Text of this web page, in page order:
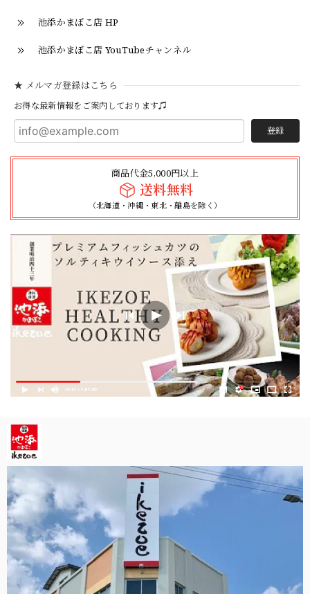
池添かまぼこ店 HP
池添かまぼこ店 YouTubeチャンネル
★ メルマガ登録はこちら
お得な最新情報をご案内しております♫
登録
商品代金5,000円以上
送料無料
（北海道・沖縄・東北・離島を除く）